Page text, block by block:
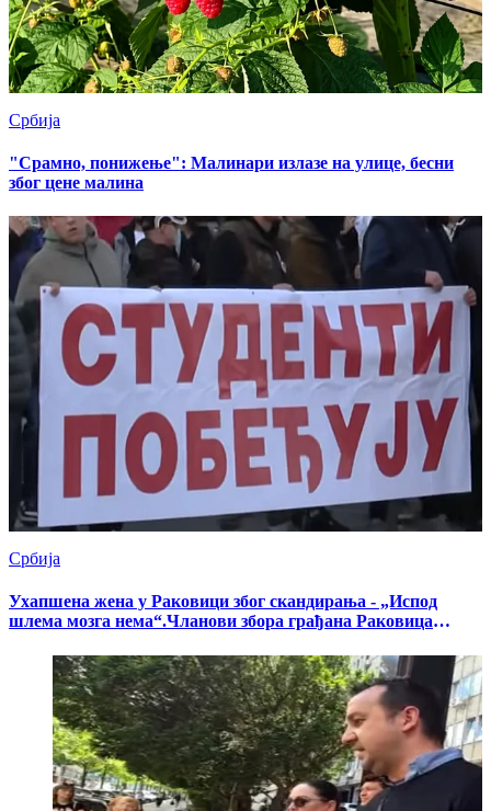
Србија
"Срамно, понижење": Малинари излазе на улице, бесни
због цене малина
Србија
Ухапшена жена у Раковици због скандирања - „Испод
шлема мозга нема“.Чланови збора грађана Раковица
станице Раковица Милана Пековића